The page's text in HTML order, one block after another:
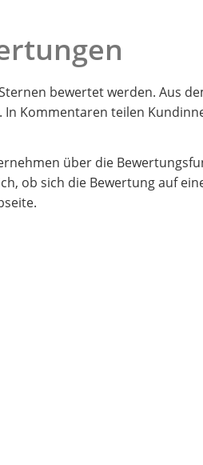
bewertet werden. Aus
Kommentaren teilen
über die
ob sich die Bewertung auf